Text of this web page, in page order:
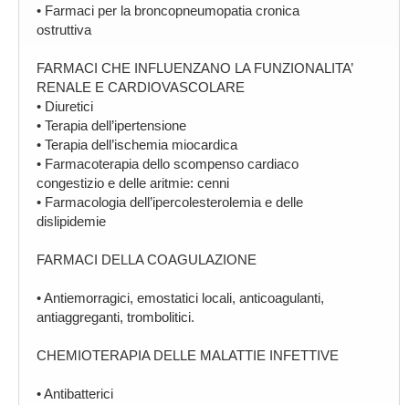
• Farmaci per la broncopneumopatia cronica
ostruttiva
FARMACI CHE INFLUENZANO LA FUNZIONALITA’
RENALE E CARDIOVASCOLARE
• Diuretici
• Terapia dell’ipertensione
• Terapia dell’ischemia miocardica
• Farmacoterapia dello scompenso cardiaco
congestizio e delle aritmie: cenni
• Farmacologia dell’ipercolesterolemia e delle
dislipidemie
FARMACI DELLA COAGULAZIONE
• Antiemorragici, emostatici locali, anticoagulanti,
antiaggreganti, trombolitici.
CHEMIOTERAPIA DELLE MALATTIE INFETTIVE
• Antibatterici